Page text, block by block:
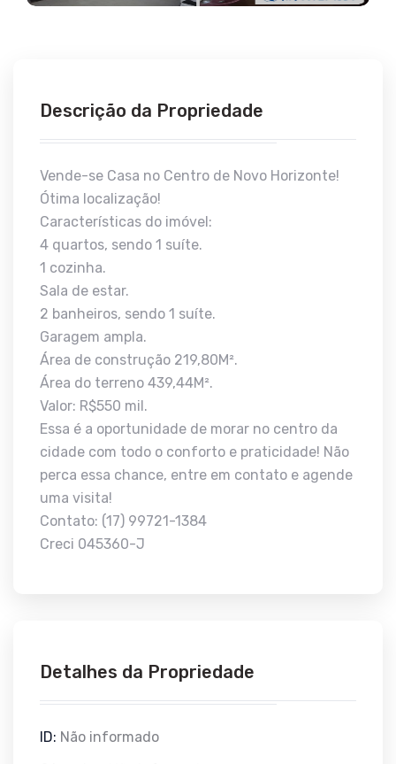
Descrição da Propriedade
Vende-se Casa no Centro de Novo Horizonte!
Ótima localização!
Características do imóvel:
4 quartos, sendo 1 suíte.
1 cozinha.
Sala de estar.
2 banheiros, sendo 1 suíte.
Garagem ampla.
Área de construção 219,80M².
Área do terreno 439,44M².
Valor: R$550 mil.
Essa é a oportunidade de morar no centro da
cidade com todo o conforto e praticidade! Não
perca essa chance, entre em contato e agende
uma visita!
Contato: (17) 99721-1384
Creci 045360-J
Detalhes da Propriedade
ID: Não informado